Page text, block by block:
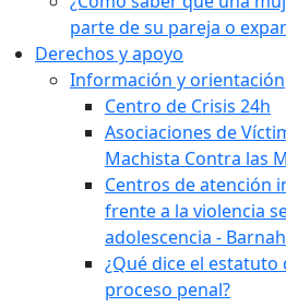
parte de su pareja o
Derechos y apoyo
Información y orientación
Centro de Crisis 24h
Asociaciones de
Machista Contra las
Centros de atención
frente a la violencia
adolescencia -
¿Qué dice el estatuto
proceso penal?